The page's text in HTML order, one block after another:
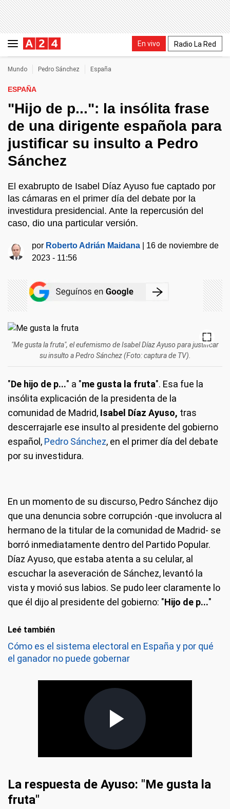
En vivo Radio La Red
Mundo Pedro Sánchez España
ESPAÑA
"Hijo de p...": la insólita frase
de una dirigente española para
justificar su insulto a Pedro
Sánchez
El exabrupto de Isabel Díaz Ayuso fue captado por
las cámaras en el primer día del debate por la
investidura presidencial. Ante la repercusión del
caso, dio una particular versión.
por Roberto Adrián Maidana
16 de noviembre de
2023 - 11:56
"Me gusta la fruta", el eufemismo de Isabel Díaz Ayuso para justificar
su insulto a Pedro Sánchez (Foto: captura de TV).
"De hijo de p..." a "me gusta la fruta". Esa fue la
insólita explicación de la presidenta de la
comunidad de Madrid, Isabel Díaz Ayuso, tras
descerrajarle ese insulto al presidente del gobierno
español, Pedro Sánchez, en el primer día del debate
por su investidura.
En un momento de su discurso, Pedro Sánchez dijo
que una denuncia sobre corrupción -que involucra al
hermano de la titular de la comunidad de Madrid- se
borró inmediatamente dentro del Partido Popular.
Díaz Ayuso, que estaba atenta a su celular, al
escuchar la aseveración de Sánchez, levantó la
vista y movió sus labios. Se pudo leer claramente lo
que él dijo al presidente del gobierno: "Hijo de p..."
Leé también
Cómo es el sistema electoral en España y por qué
el ganador no puede gobernar
La respuesta de Ayuso: "Me gusta la
fruta"